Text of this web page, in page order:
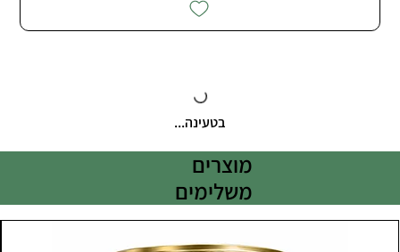
בטעינה...
מוצרים
משלימים